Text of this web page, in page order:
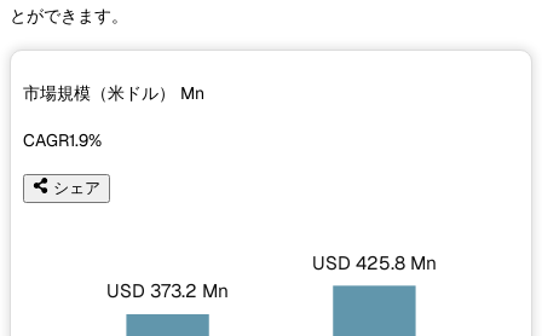
とができます。
市場規模（米ドル） Mn
CAGR1.9%
シェア
USD 373.2 Mn
USD 425.8 Mn